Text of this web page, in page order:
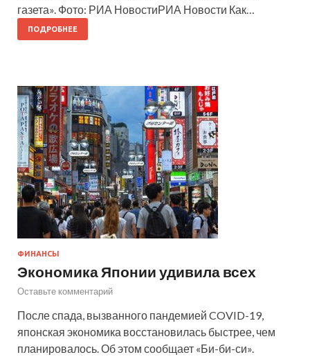
газета». Фото: РИА НовостиРИА Новости Как…
ПОДРОБНЕЕ
ФИНАНСЫ
Экономика Японии удивила всех
Оставьте комментарий
После спада, вызванного пандемией COVID-19,
японская экономика восстановилась быстрее, чем
планировалось. Об этом сообщает «Би-би-си».